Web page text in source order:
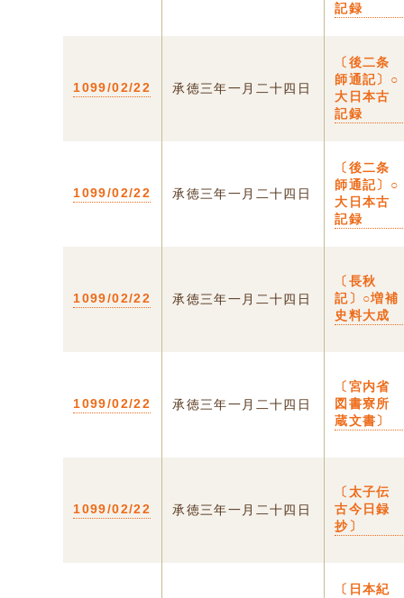
記録
1099/02/22 承徳三年一月二十四日
〔後二条
師通記〕○
大日本古
記録
1099/02/22 承徳三年一月二十四日
〔後二条
師通記〕○
大日本古
記録
1099/02/22 承徳三年一月二十四日
〔長秋
記〕○増補
史料大成
1099/02/22 承徳三年一月二十四日
〔宮内省
図書寮所
蔵文書〕
1099/02/22 承徳三年一月二十四日
〔太子伝
古今日録
抄〕
〔日本紀